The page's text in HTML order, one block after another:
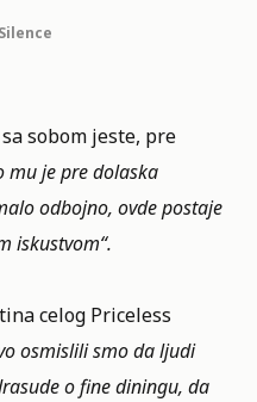
sobom jeste, pre
mu je pre dolaska
odbojno, ovde postaje
iskustvom“.
celog Priceless
osmislili smo da ljudi
o fine diningu, da